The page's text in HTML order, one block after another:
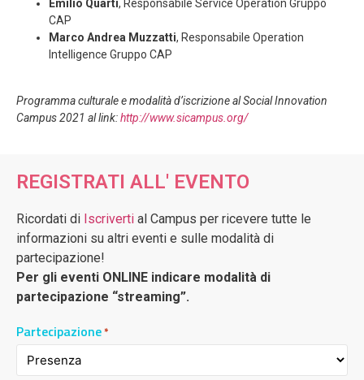
Emilio Quarti, Responsabile Service Operation Gruppo
CAP
Marco Andrea Muzzatti, Responsabile Operation
Intelligence Gruppo CAP
Programma culturale e modalità d’iscrizione al Social Innovation
Campus 2021 al link:http://www.sicampus.org/
REGISTRATI ALL' EVENTO
Ricordati di Iscriverti al Campus per ricevere tutte le
informazioni su altri eventi e sulle modalità di
partecipazione!
Per gli eventi ONLINE indicare modalità di
partecipazione “streaming”.
Partecipazione*